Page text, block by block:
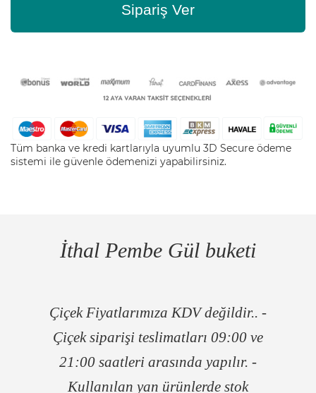
Sipariş Ver
Tüm banka ve kredi kartlarıyla uyumlu 3D Secure ödeme
sistemi ile güvenle ödemenizi yapabilirsiniz.
İthal Pembe Gül buketi
Çiçek Fiyatlarımıza KDV değildir.. -
Çiçek siparişi teslimatları 09:00 ve
21:00 saatleri arasında yapılır. -
Kullanılan yan ürünlerde stok